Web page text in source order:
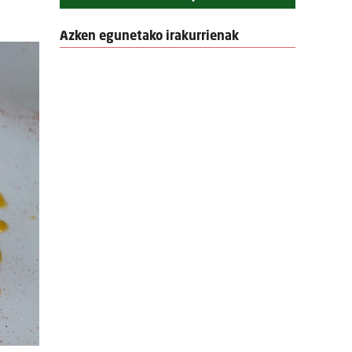
Azken egunetako irakurrienak